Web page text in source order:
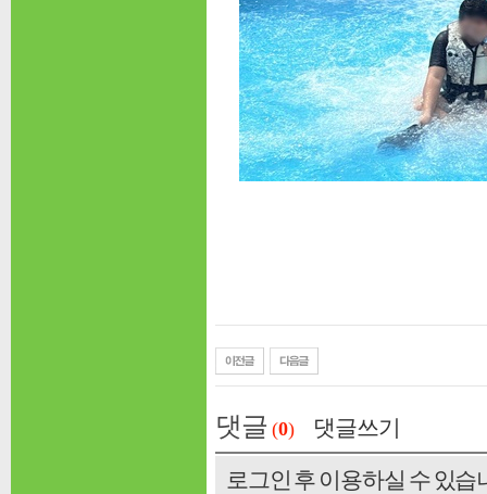
댓글(0)
댓글쓰기
로그인 후 이용하실 수 있